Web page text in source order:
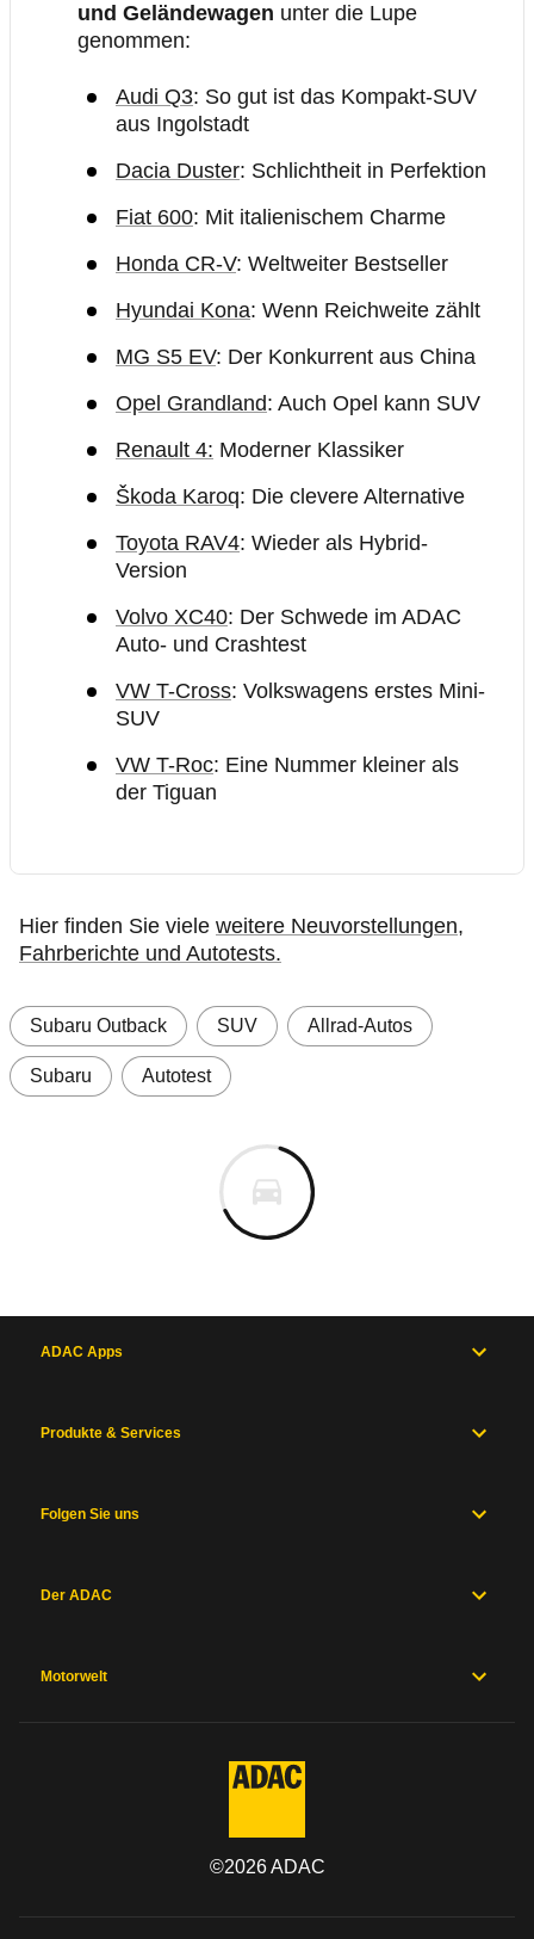
und Geländewagen unter die Lupe
genommen:
Audi Q3: So gut ist das Kompakt-SUV
aus Ingolstadt
Dacia Duster: Schlichtheit in Perfektion
Fiat 600: Mit italienischem Charme
Honda CR-V: Weltweiter Bestseller
Hyundai Kona: Wenn Reichweite zählt
MG S5 EV: Der Konkurrent aus China
Opel Grandland: Auch Opel kann SUV
Renault 4: Moderner Klassiker
Škoda Karoq: Die clevere Alternative
Toyota RAV4: Wieder als Hybrid-
Version
Volvo XC40: Der Schwede im ADAC
Auto- und Crashtest
VW T-Cross: Volkswagens erstes Mini-
SUV
VW T-Roc: Eine Nummer kleiner als
der Tiguan
Hier finden Sie viele weitere Neuvorstellungen,
Fahrberichte und Autotests.
Subaru Outback SUV Allrad-Autos
Subaru Autotest
ADAC Apps
Produkte & Services
Folgen Sie uns
Der ADAC
Motorwelt
©2026ADAC